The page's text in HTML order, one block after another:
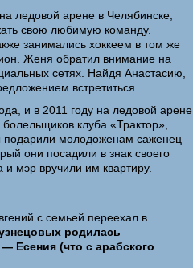
ледовой арене в Челябинске,
свою любимую команду.
занимались хоккеем в том же
Женя обратил внимание на
сетях. Найдя Анастасию,
встретиться.
и в 2011 году на ледовой арене
клуба «Трактор»,
подарили молодоженам саженец
они посадили в знак своего
мэр вручили им квартиру.
с семьей переехал в
родилась
Есения (что с арабского